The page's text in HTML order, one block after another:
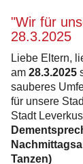
"Wir für
28.3.2025
Liebe Eltern,
am 28.3.2025
sauberes
für unsere
Stadt
Tanzen)